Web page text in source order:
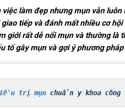
làm đẹp nhưng mụn vẫn
tiếp và đánh mất nhiều cơ
giới rất dễ nổi mụn và thường
tố gây mụn và gợi ý phương
trị mụn chuẩn y khoa